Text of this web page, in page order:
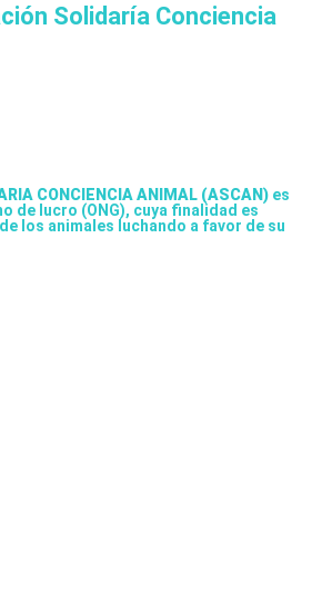
Solidaría Conciencia
CONCIENCIA ANIMAL (ASCAN) es
de lucro (ONG), cuya finalidad es
los animales luchando a favor de su